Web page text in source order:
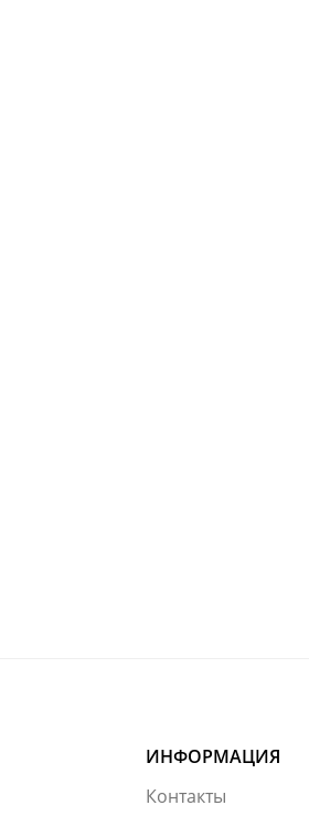
ИНФОРМАЦИЯ
Контакты